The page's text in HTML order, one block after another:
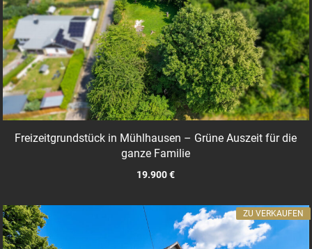
Freizeitgrundstück in Mühlhausen – Grüne Auszeit für die
ganze Familie
19.900 €
ZU VERKAUFEN